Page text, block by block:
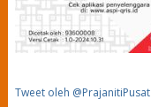
Tweet oleh @PrajanitiPusat